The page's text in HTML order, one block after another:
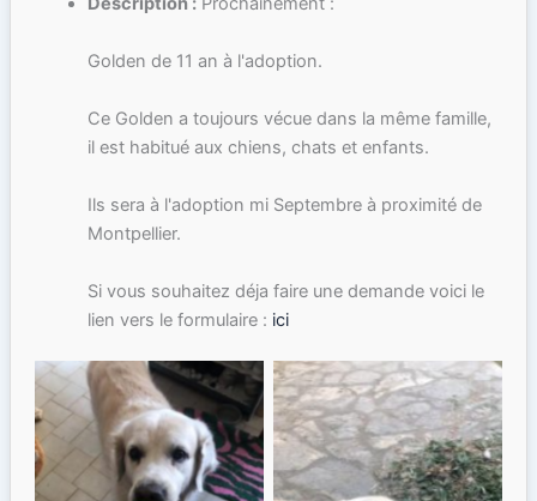
Golden de 11 an à l'adoption.
Ce Golden a toujours vécue dans la même famille,
il est habitué aux chiens, chats et enfants.
Ils sera à l'adoption mi Septembre à proximité de
Montpellier.
Si vous souhaitez déja faire une demande voici le
lien vers le formulaire : ici